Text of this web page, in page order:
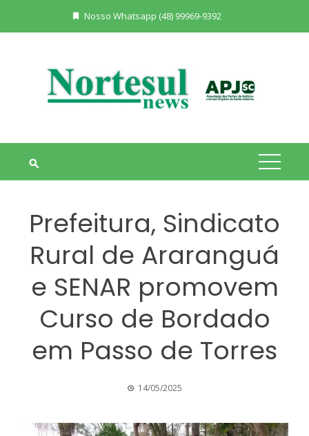
Nosso Whatsapp (48) 99969-9392
Prefeitura, Sindicato
Rural de Araranguá
e SENAR promovem
Curso de Bordado
em Passo de Torres
14/05/2025